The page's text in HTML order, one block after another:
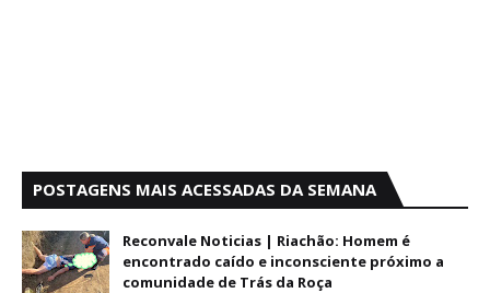
POSTAGENS MAIS ACESSADAS DA SEMANA
Reconvale Noticias | Riachão: Homem é
encontrado caído e inconsciente próximo a
comunidade de Trás da Roça